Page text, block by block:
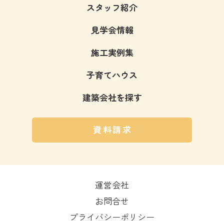
スタッフ紹介
見学会情報
施工実例集
子育てハウス
建築会社を探す
資料請求
運営会社
お問合せ
プライバシーポリシー